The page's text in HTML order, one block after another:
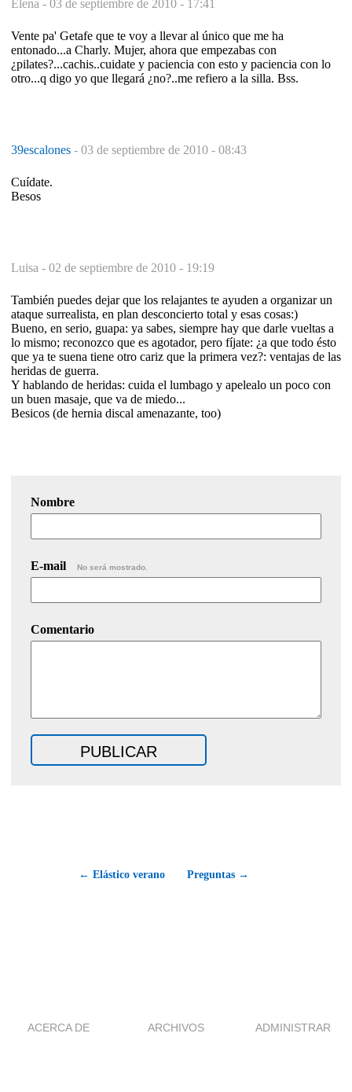
Elena - 03 de septiembre de 2010 - 17:41
Vente pa' Getafe que te voy a llevar al único que me ha
entonado...a Charly. Mujer, ahora que empezabas con
¿pilates?...cachis..cuidate y paciencia con esto y paciencia con lo
otro...q digo yo que llegará ¿no?..me refiero a la silla. Bss.
39escalones - 03 de septiembre de 2010 - 08:43
Cuídate.
Besos
Luisa - 02 de septiembre de 2010 - 19:19
También puedes dejar que los relajantes te ayuden a organizar un
ataque surrealista, en plan desconcierto total y esas cosas:)
Bueno, en serio, guapa: ya sabes, siempre hay que darle vueltas a
lo mismo; reconozco que es agotador, pero fíjate: ¿a que todo ésto
que ya te suena tiene otro cariz que la primera vez?: ventajas de las
heridas de guerra.
Y hablando de heridas: cuida el lumbago y apelealo un poco con
un buen masaje, que va de miedo...
Besicos (de hernia discal amenazante, too)
Nombre
E-mail No será mostrado.
Comentario
← Elástico verano Preguntas →
ACERCA DE ARCHIVOS ADMINISTRAR